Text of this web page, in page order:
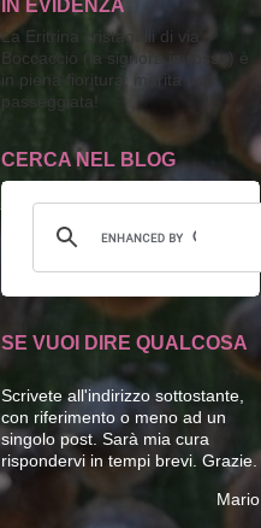
IN EVIDENZA
La Eritrina cristagalli di via
Boccaccio (la signora in rosso) è
in piena fioritura; merita una
passeggiata!
CERCA NEL BLOG
SE VUOI DIRE QUALCOSA
Scrivete all'indirizzo sottostante,
con riferimento o meno ad un
singolo post. Sarà mia cura
rispondervi in tempi brevi. Grazie.
Mario